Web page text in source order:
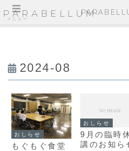
PARABELLUM
2024-08
おしらせ
もぐもぐ食堂
おしらせ
9月の臨時
講のお知ら
メニュー